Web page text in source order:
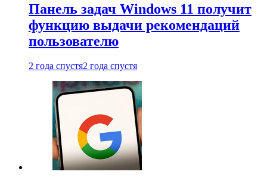
Панель задач Windows 11 получит
функцию выдачи рекомендаций
пользователю
2 года спустя2 года спустя